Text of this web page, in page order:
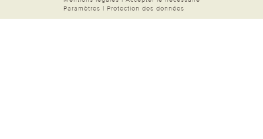
Paramètres | Protection des données